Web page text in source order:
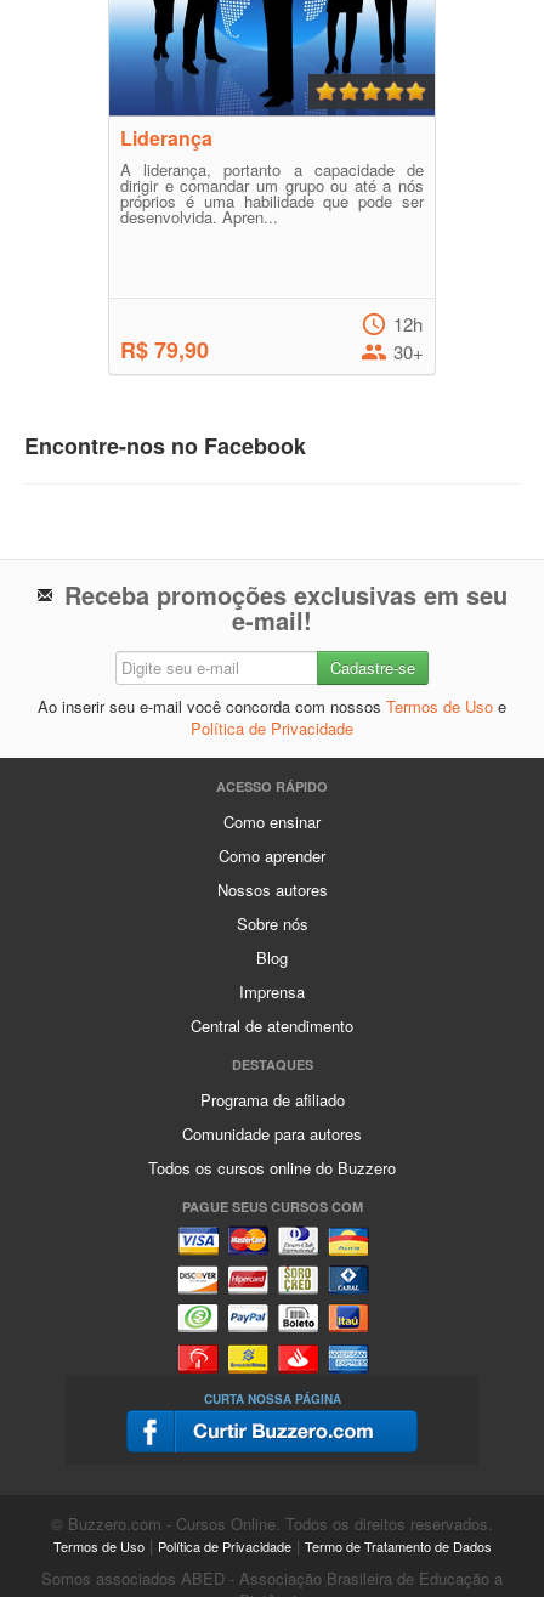
Liderança
A liderança, portanto a capacidade de
dirigir e comandar um grupo ou até a nós
próprios é uma habilidade que pode ser
desenvolvida. Apren...
R$ 79,90
12h
30+
Encontre-nos no Facebook
Receba promoções exclusivas em seu
e-mail!
Ao inserir seu e-mail você concorda com nossos Termos de Uso e
Política de Privacidade
ACESSO RÁPIDO
Como ensinar
Como aprender
Nossos autores
Sobre nós
Blog
Imprensa
Central de atendimento
DESTAQUES
Programa de afiliado
Comunidade para autores
Todos os cursos online do Buzzero
PAGUE SEUS CURSOS COM
CURTA NOSSA PÁGINA
© Buzzero.com - Cursos Online. Todos os direitos reservados.
Termos de Uso| Política de Privacidade| Termo de Tratamento de Dados
Somos associados ABED - Associação Brasileira de Educação a